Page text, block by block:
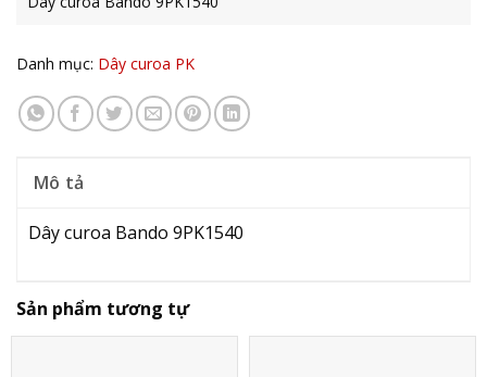
Danh mục: Dây curoa PK
Mô tả
Dây curoa Bando 9PK1540
Sản phẩm tương tự